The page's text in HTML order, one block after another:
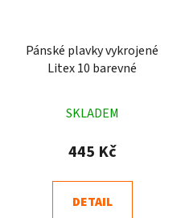
Pánské plavky vykrojené
Litex 10 barevné
hodnocení
produktu
4,9
z
SKLADEM
445 Kč
DETAIL